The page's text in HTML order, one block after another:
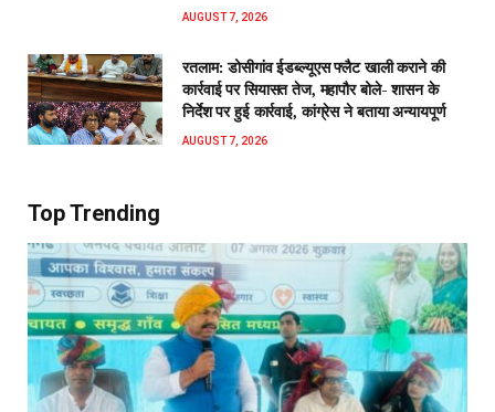
AUGUST 7, 2026
रतलाम: डोसीगांव ईडब्ल्यूएस फ्लैट खाली कराने की
कार्रवाई पर सियासत तेज, महापौर बोले- शासन के
निर्देश पर हुई कार्रवाई, कांग्रेस ने बताया अन्यायपूर्ण
AUGUST 7, 2026
Top Trending